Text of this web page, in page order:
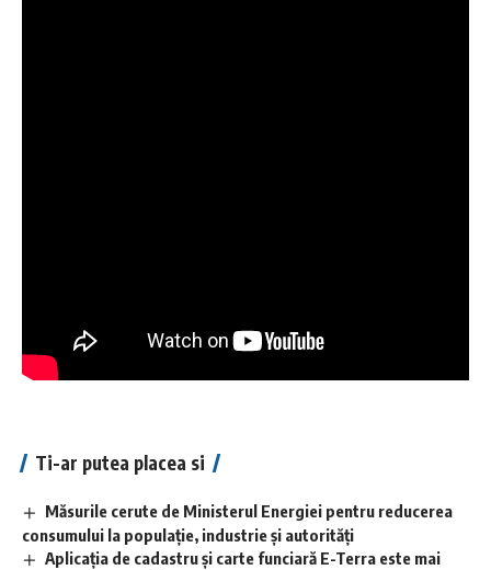
Ti-ar putea placea si
Măsurile cerute de Ministerul Energiei pentru reducerea
consumului la populație, industrie și autorități
Aplicaţia de cadastru şi carte funciară E-Terra este mai